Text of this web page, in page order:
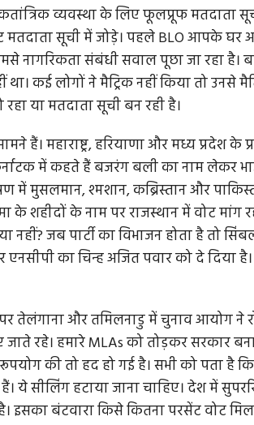
व्यवस्था के लिए फूलप्रूफ मतदाता
सूची में जोड़े। पहले BLO आपके घर
नागरिकता संबंधी सवाल पूछा जा रहा है।
कई लोगों ने मैट्रिक नहीं किया तो उनसे
या मतदाता सूची बन रही है।
हैं। महाराष्ट्र, हरियाणा और मध्य प्रदेश के
में कहते हैं बजरंग बली का नाम लेकर
मुसलमान, श्मशान, कब्रिस्तान और
शहीदों के नाम पर राजस्थान में वोट मांग
नहीं? जब पार्टी का विभाजन होता है तो
एनसीपी का चिन्ह अजित पवार को दे दिया
तेलंगाना और तमिलनाडु में चुनाव आयोग ने
रहे। हमारे MLAs को तोड़कर सरकार
की तो हद हो गई है। सभी को पता है
ये सीलिंग हटाया जाना चाहिए। देश में
बंटवारा किसे कितना परसेंट वोट
के दरबार
ने कहा कि
मेरे लिए उद्योग केवल निवेश
अवसर, प्रशिक्षण...